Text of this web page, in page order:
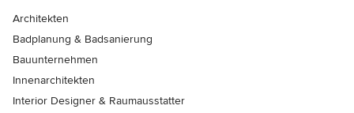
Architekten
Badplanung & Badsanierung
Bauunternehmen
Innenarchitekten
Interior Designer & Raumausstatter